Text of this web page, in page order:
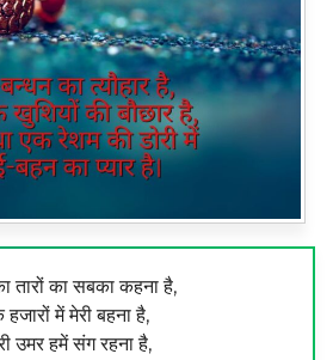
तारों का सबका कहना है,
हजारों में मेरी बहना है,
उमर हमें संग रहना है,